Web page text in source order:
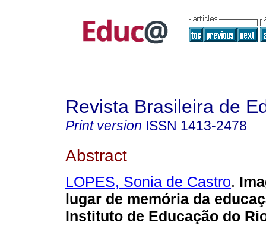
Revista Brasileira de
Print version ISSN 1413-2478
Abstract
LOPES, Sonia de Castro.
lugar de memória da
Instituto de Educação do